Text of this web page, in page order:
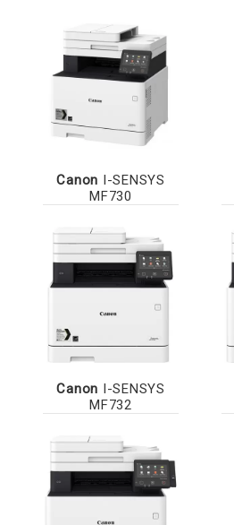
Canon I-SENSYS
MF730
Canon I-SENSYS
MF732